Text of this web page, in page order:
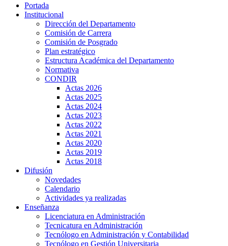
Portada
Institucional
Dirección del Departamento
Comisión de Carrera
Comisión de Posgrado
Plan estratégico
Estructura Académica del Departamento
Normativa
CONDIR
Actas 2026
Actas 2025
Actas 2024
Actas 2023
Actas 2022
Actas 2021
Actas 2020
Actas 2019
Actas 2018
Difusión
Novedades
Calendario
Actividades ya realizadas
Enseñanza
Licenciatura en Administración
Tecnicatura en Administración
Tecnólogo en Administración y Contabilidad
Tecnólogo en Gestión Universitaria